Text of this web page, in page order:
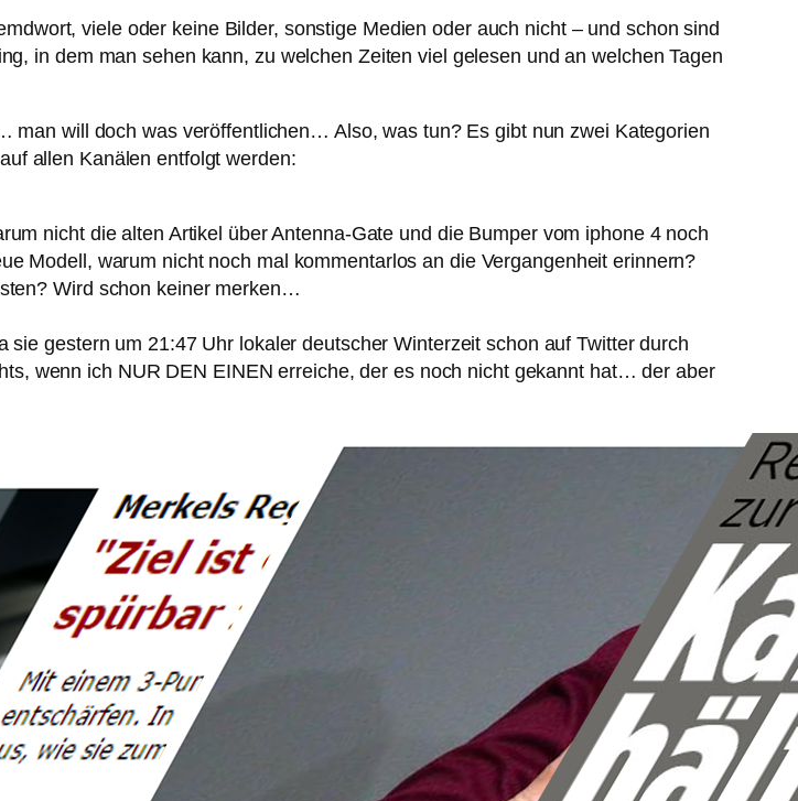
viele oder keine Bilder, sonstige Medien oder auch nicht – und schon sind
in dem man sehen kann, zu welchen Zeiten viel gelesen und an welchen Tagen
will doch was veröffentlichen… Also, was tun? Es gibt nun zwei Kategorien
allen Kanälen entfolgt werden:
nicht die alten Artikel über Antenna-Gate und die Bumper vom iphone 4 noch
Modell, warum nicht noch mal kommentarlos an die Vergangenheit erinnern?
Wird schon keiner merken…
gestern um 21:47 Uhr lokaler deutscher Winterzeit schon auf Twitter durch
wenn ich NUR DEN EINEN erreiche, der es noch nicht gekannt hat… der aber